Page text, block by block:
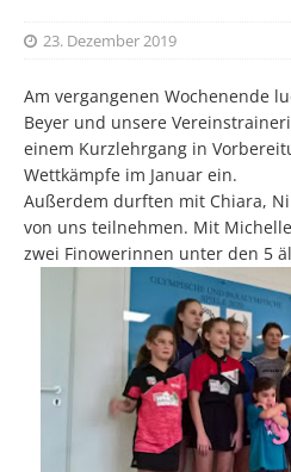
23. Dezember 2019
Am vergangenen Wochenende
Beyer und unsere
einem Kurzlehrgang in
Wettkämpfe im Januar ein.
Außerdem durften mit Chiara,
von uns teilnehmen. Mit
zwei Finowerinnen unter den 5